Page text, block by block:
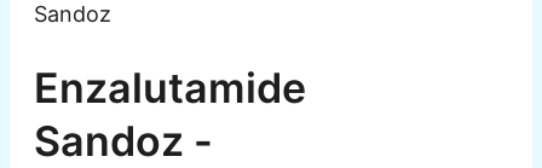
Sandoz
Enzalutamide
Sandoz -